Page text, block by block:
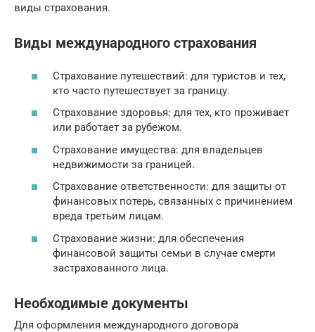
виды страхования.
Виды международного страхования
Страхование путешествий: для туристов и тех,
кто часто путешествует за границу.
Страхование здоровья: для тех, кто проживает
или работает за рубежом.
Страхование имущества: для владельцев
недвижимости за границей.
Страхование ответственности: для защиты от
финансовых потерь, связанных с причинением
вреда третьим лицам.
Страхование жизни: для обеспечения
финансовой защиты семьи в случае смерти
застрахованного лица.
Необходимые документы
Для оформления международного договора